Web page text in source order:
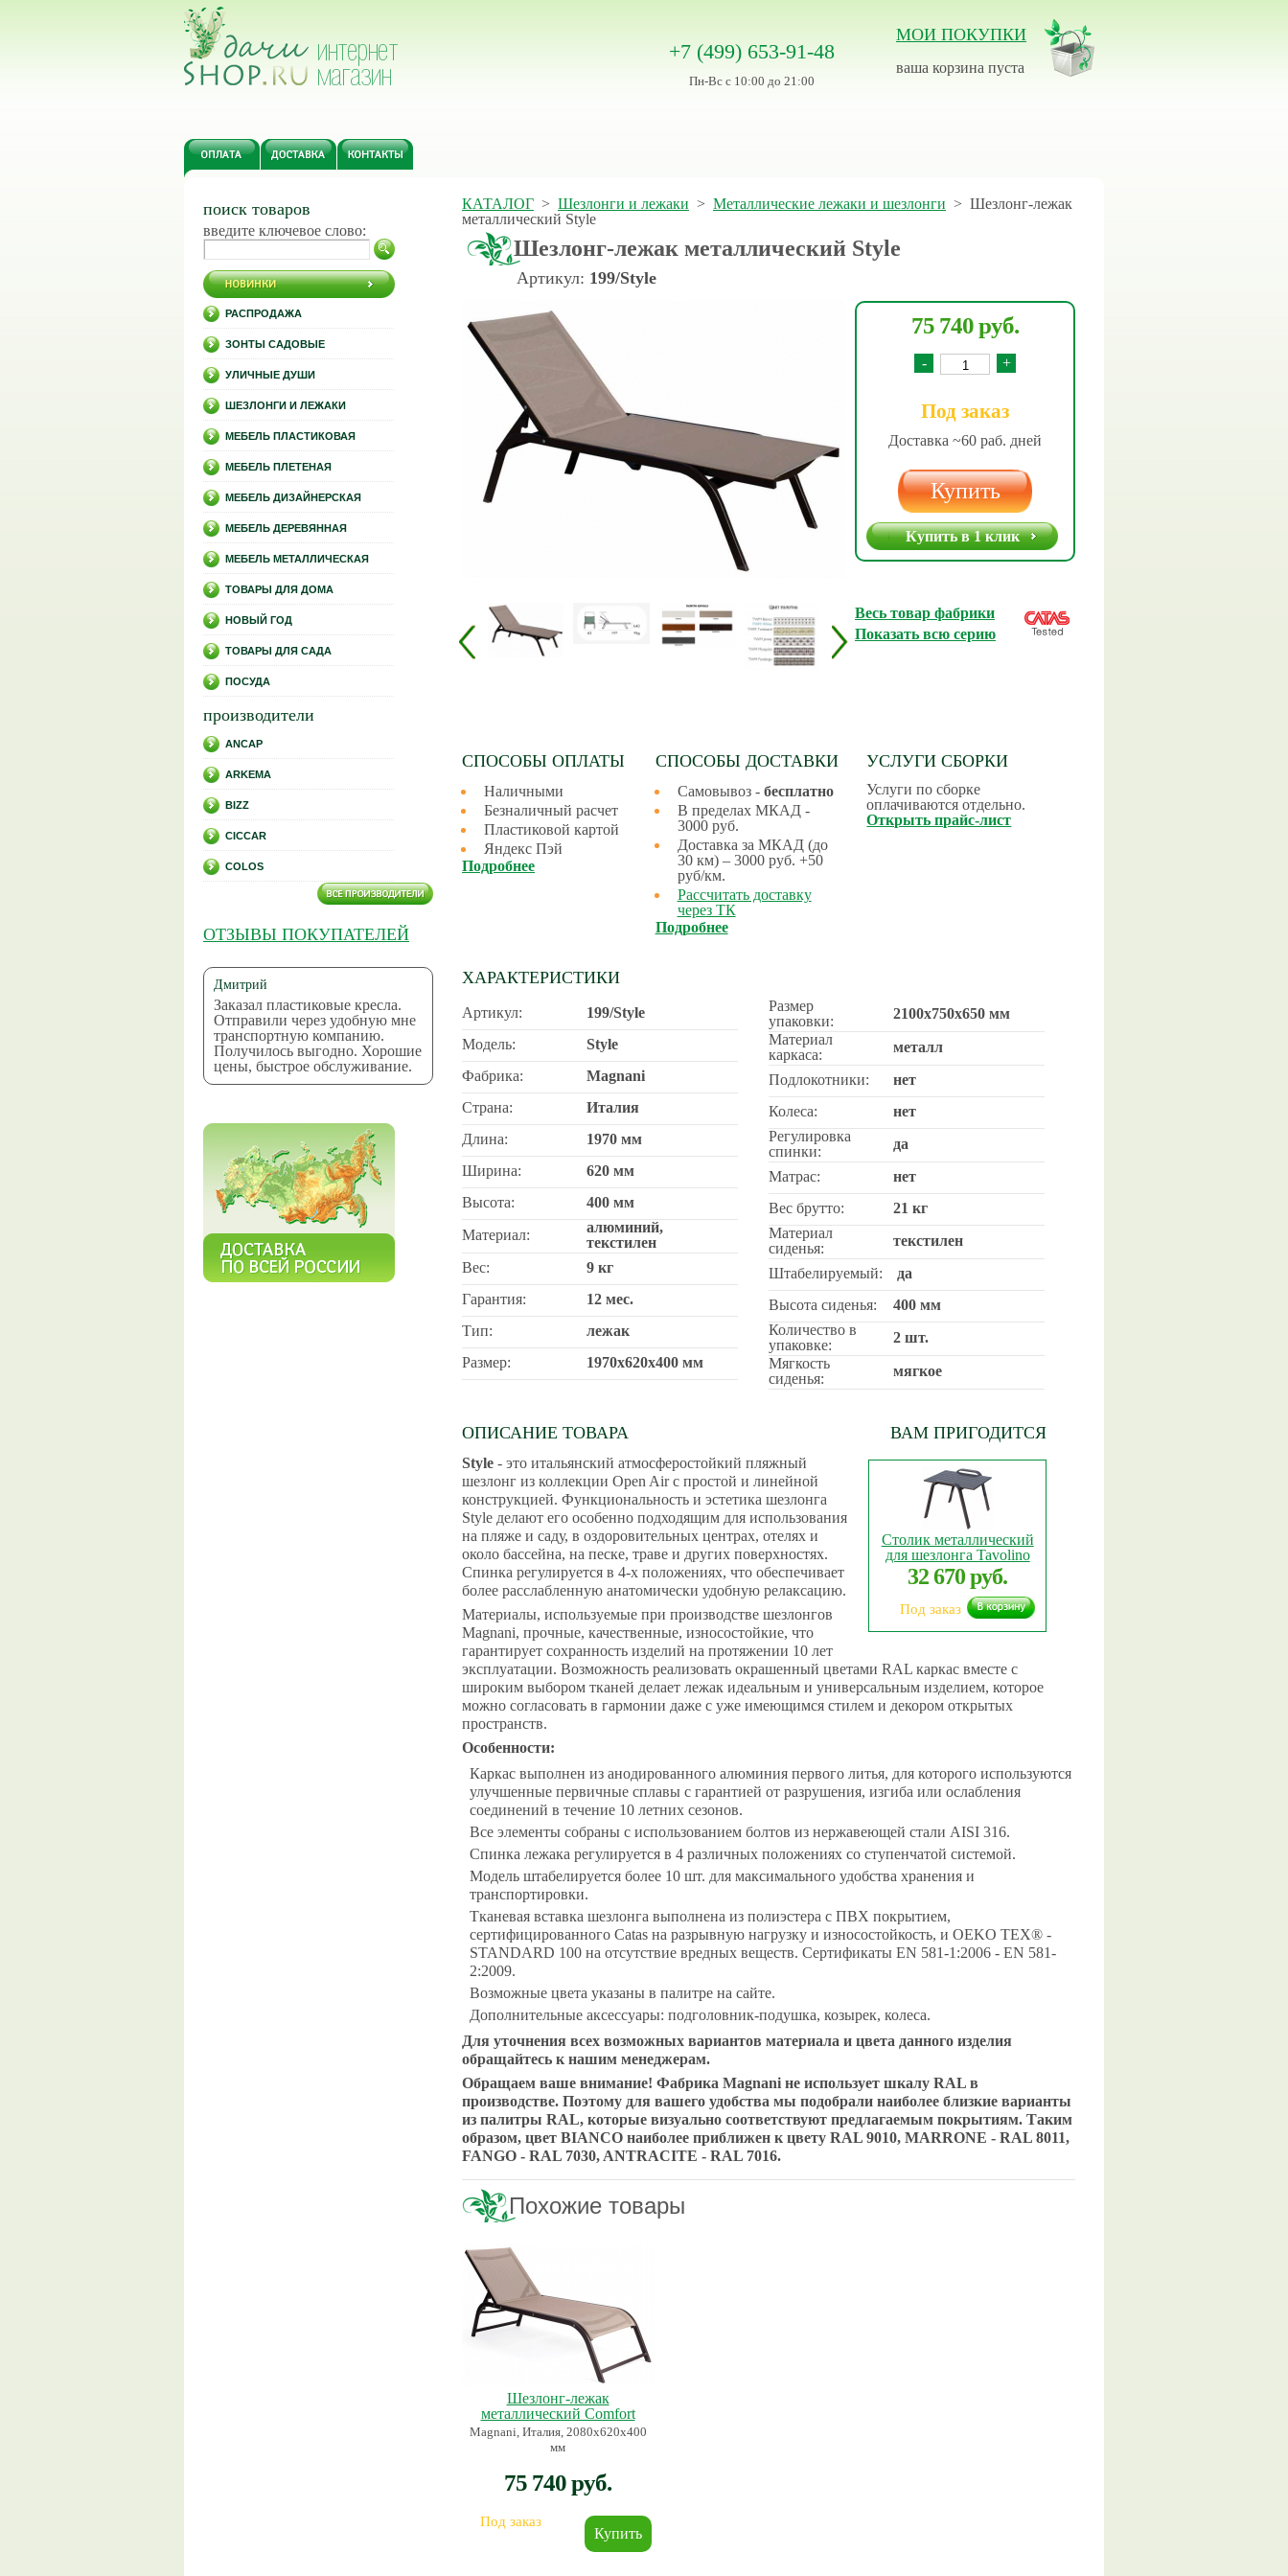
МОИ ПОКУПКИ
ваша корзина пуста
+7 (499) 653-91-48
Пн-Вс с 10:00 до 21:00
поиск товаров
введите ключевое слово:
РАСПРОДАЖА
ЗОНТЫ САДОВЫЕ
УЛИЧНЫЕ ДУШИ
ШЕЗЛОНГИ И ЛЕЖАКИ
МЕБЕЛЬ ПЛАСТИКОВАЯ
МЕБЕЛЬ ПЛЕТЕНАЯ
МЕБЕЛЬ ДИЗАЙНЕРСКАЯ
МЕБЕЛЬ ДЕРЕВЯННАЯ
МЕБЕЛЬ МЕТАЛЛИЧЕСКАЯ
ТОВАРЫ ДЛЯ ДОМА
НОВЫЙ ГОД
ТОВАРЫ ДЛЯ САДА
ПОСУДА
производители
ANCAP
ARKEMA
BIZZ
CICCAR
COLOS
ОТЗЫВЫ ПОКУПАТЕЛЕЙ
Дмитрий
Заказал пластиковые кресла.
Отправили через удобную мне
транспортную компанию.
Получилось выгодно. Хорошие
цены, быстрое обслуживание.
КАТАЛОГ > Шезлонги и лежаки > Металлические лежаки и шезлонги > Шезлонг-лежак
металлический Style
Шезлонг-лежак металлический Style
Артикул: 199/Style
75 740 руб.
- +
Под заказ
Доставка ~60 раб. дней
Купить
Купить в 1 клик
Весь товар фабрики
Показать всю серию
СПОСОБЫ ОПЛАТЫ
Наличными
Безналичный расчет
Пластиковой картой
Яндекс Пэй
Подробнее
СПОСОБЫ ДОСТАВКИ
Самовывоз - бесплатно
В пределах МКАД -
3000 руб.
Доставка за МКАД (до
30 км) – 3000 руб. +50
руб/км.
Рассчитать доставку
через ТК
Подробнее
УСЛУГИ СБОРКИ
Услуги по сборке
оплачиваются отдельно.
Открыть прайс-лист
ХАРАКТЕРИСТИКИ
Артикул:
199/Style
Модель:
Style
Фабрика:
Magnani
Страна:
Италия
Длина:
1970 мм
Ширина:
620 мм
Высота:
400 мм
Материал:
алюминий,
текстилен
Вес:
9 кг
Гарантия:
12 мес.
Тип:
лежак
Размер:
1970х620х400 мм
Размер
упаковки:
2100х750х650 мм
Материал
каркаса:
металл
Подлокотники:
нет
Колеса:
нет
Регулировка
спинки:
да
Матрас:
нет
Вес брутто:
21 кг
Материал
сиденья:
текстилен
Штабелируемый:
да
Высота сиденья:
400 мм
Количество в
упаковке:
2 шт.
Мягкость
сиденья:
мягкое
ВАМ ПРИГОДИТСЯ
Столик металлический
для шезлонга Tavolino
32 670 руб.
Под заказ
ОПИСАНИЕ ТОВАРА
Style - это итальянский атмосферостойкий пляжный
шезлонг из коллекции Open Air с простой и линейной
конструкцией. Функциональность и эстетика шезлонга
Style делают его особенно подходящим для использования
на пляже и саду, в оздоровительных центрах, отелях и
около бассейна, на песке, траве и других поверхностях.
Спинка регулируется в 4-х положениях, что обеспечивает
более расслабленную анатомически удобную релаксацию.
Материалы, используемые при производстве шезлонгов
Magnani, прочные, качественные, износостойкие, что
гарантирует сохранность изделий на протяжении 10 лет
эксплуатации. Возможность реализовать окрашенный цветами RAL каркас вместе с
широким выбором тканей делает лежак идеальным и универсальным изделием, которое
можно согласовать в гармонии даже с уже имеющимся стилем и декором открытых
пространств.
Особенности:
Каркас выполнен из анодированного алюминия первого литья, для которого используются
улучшенные первичные сплавы с гарантией от разрушения, изгиба или ослабления
соединений в течение 10 летних сезонов.
Все элементы собраны с использованием болтов из нержавеющей стали AISI 316.
Спинка лежака регулируется в 4 различных положениях со ступенчатой системой.
Модель штабелируется более 10 шт. для максимального удобства хранения и
транспортировки.
Тканевая вставка шезлонга выполнена из полиэстера с ПВХ покрытием,
сертифицированного Catas на разрывную нагрузку и износостойкость, и OEKO TEX® -
STANDARD 100 на отсутствие вредных веществ. Сертификаты EN 581-1:2006 - EN 581-
2:2009.
Возможные цвета указаны в палитре на сайте.
Дополнительные аксессуары: подголовник-подушка, козырек, колеса.
Для уточнения всех возможных вариантов материала и цвета данного изделия
обращайтесь к нашим менеджерам.
Обращаем ваше внимание! Фабрика Magnani не использует шкалу RAL в
производстве. Поэтому для вашего удобства мы подобрали наиболее близкие варианты
из палитры RAL, которые визуально соответствуют предлагаемым покрытиям. Таким
образом, цвет BIANCO наиболее приближен к цвету RAL 9010, MARRONE - RAL 8011,
FANGO - RAL 7030, ANTRACITE - RAL 7016.
Похожие товары
Шезлонг-лежак
металлический Comfort
Magnani, Италия, 2080х620х400
мм
75 740 руб.
Под заказ